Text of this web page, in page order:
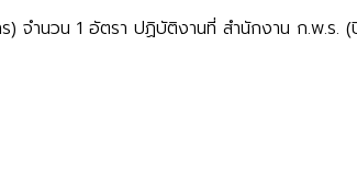
ร) จำนวน 1 อัตรา ปฏิบัติงานที่ สำนักงาน ก.พ.ร.